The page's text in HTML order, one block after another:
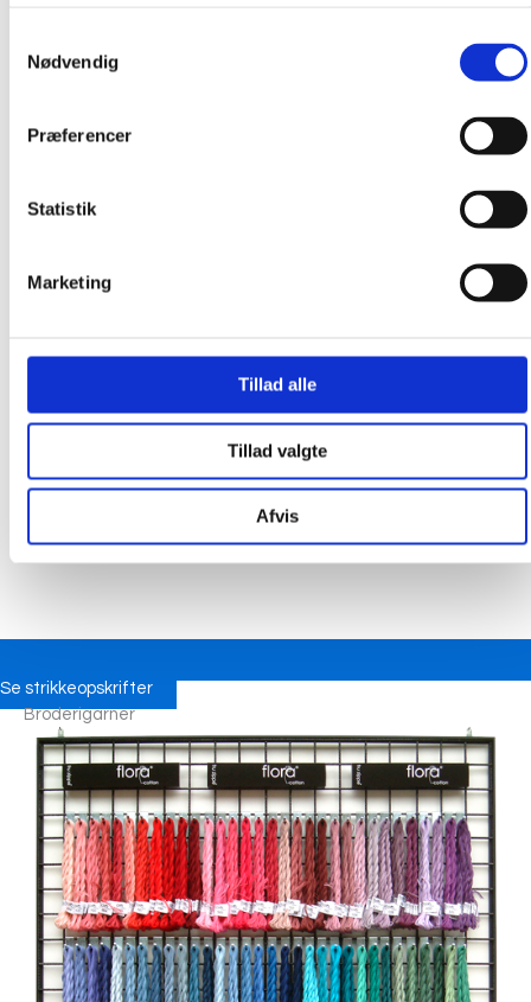
Nødvendig
Præferencer
Statistik
Marketing
Tillad alle
Tillad valgte
Afvis
Se strikkeopskrifter
Broderigarner